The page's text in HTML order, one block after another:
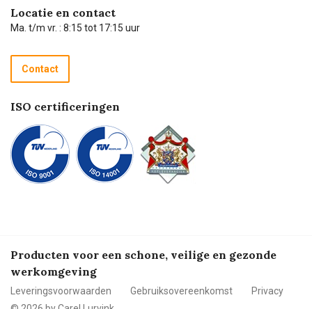
Hulp op afstand
Technische dienst
Recycle programma
Betalen
Carel de podcast
Locatie en contact
Ma. t/m vr. : 8:15 tot 17:15 uur
Contact
ISO certificeringen
Producten voor een schone, veilige en gezonde
werkomgeving
Leveringsvoorwaarden Gebruiksovereenkomst
Privacy